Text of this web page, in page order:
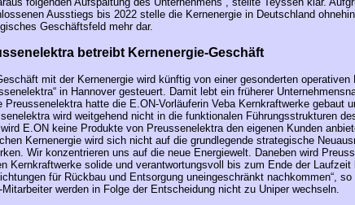
Ausstiegs bis 2022 stelle die Kernenergie in Deutschland
Geschäftsfeld mehr dar.
betreibt Kernenergie-Geschäft
mit der Kernenergie wird künftig von einer gesonderten
in Hannover gesteuert. Damit lebt ein früherer
Preussenelektra hatte die E.ON-Vorläuferin Veba Kernkraftwerke gebaut
wird weitgehend nicht in die funktionalen Führungsstrukturen
E.ON keine Produkte von Preussenelektra den eigenen Kunden
Kernenergie wird sich nicht auf die grundlegende strategische
Wir konzentrieren uns auf die neue Energiewelt. Daneben wird
Kernkraftwerke solide und verantwortungsvoll bis zum Ende der Laufzeit
für Rückbau und Entsorgung uneingeschränkt nachkommen“,
Mitarbeiter werden in Folge der Entscheidung nicht zu Uniper wechseln.